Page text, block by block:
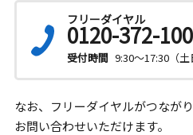
フリーダイヤル
0120-372-100
受付時間 9:30～17:30（土
なお、フリーダイヤルがつなが
お問い合わせいただけます。